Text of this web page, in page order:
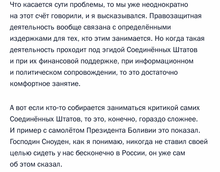
Что касается сути проблемы, то мы уже неоднократно
на этот счёт говорили, и я высказывался. Правозащитная
деятельность вообще связана с определёнными
издержками для тех, кто этим занимается. Но когда такая
деятельность проходит под эгидой Соединённых Штатов
и при их финансовой поддержке, при информационном
и политическом сопровождении, то это достаточно
комфортное занятие.
А вот если кто‑то собирается заниматься критикой самих
Соединённых Штатов, то это, конечно, гораздо сложнее.
И пример с самолётом Президента Боливии это показал.
Господин Сноуден, как я понимаю, никогда не ставил своей
целью сидеть у нас бесконечно в России, он уже сам
об этом сказал.